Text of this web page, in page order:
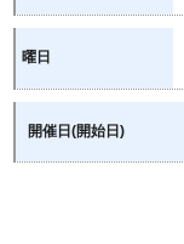
曜日
開催日(開始日)